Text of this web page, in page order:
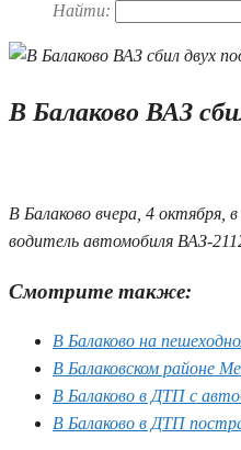
Найти:
В Балаково ВАЗ
В Балаково вчера, 4
водитель автомобиля ВАЗ-
Смотрите также:
В Балаково на
В Балаковском районе
В Балаково в ДТП с
В Балаково в ДТП